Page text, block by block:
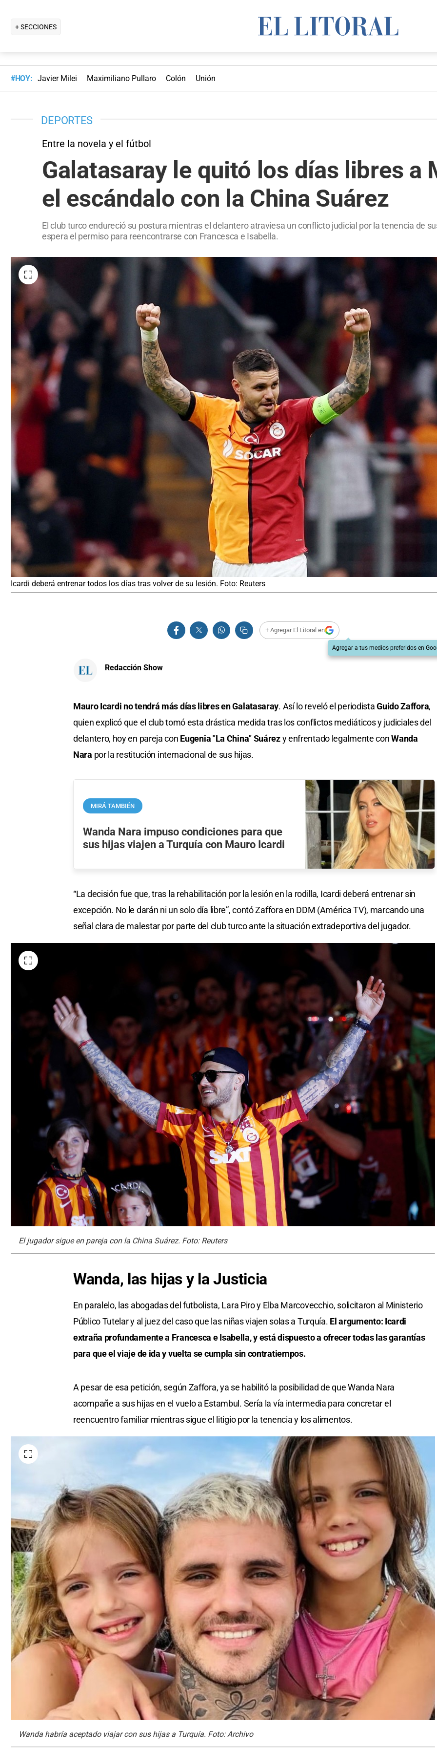
+ SECCIONES
#HOY: Javier Milei Maximiliano Pullaro Colón Unión
DEPORTES
Entre la novela y el fútbol
Galatasaray le quitó los días libres a
el escándalo con la China Suárez
El club turco endureció su postura mientras el delantero atraviesa un conflicto judicial por la tenencia de
espera el permiso para reencontrarse con Francesca e Isabella.
Icardi deberá entrenar todos los días tras volver de su lesión. Foto: Reuters
+ Agregar El Litoral en
Agregar a tus medios preferidos en
Redacción Show
Mauro Icardi no tendrá más días libres en Galatasaray. Así lo reveló el periodistaGuido Zaffora,
quien explicó que el club tomó esta drástica medida tras los conflictos mediáticos y judiciales del
delantero, hoy en pareja con Eugenia "La China" Suárezy enfrentado legalmente conWanda
Nara por la restitución internacional de sus hijas.
MIRÁ TAMBIÉN
Wanda Nara impuso condiciones para que
sus hijas viajen a Turquía con Mauro Icardi
“La decisión fue que, tras la rehabilitación por la lesión en la rodilla, Icardi deberá entrenar sin
excepción. No le darán ni un solo día libre”, contó Zaffora en DDM (América TV), marcando una
señal clara de malestar por parte del club turco ante la situación extradeportiva del jugador.
El jugador sigue en pareja con la China Suárez. Foto: Reuters
Wanda, las hijas y la Justicia
En paralelo, las abogadas del futbolista, Lara Piro y Elba Marcovecchio, solicitaron al Ministerio
Público Tutelar y al juez del caso que las niñas viajen solas a Turquía. El argumento: Icardi
extraña profundamente a Francesca e Isabella, y está dispuesto a ofrecer todas las garantías
para que el viaje de ida y vuelta se cumpla sin contratiempos.
A pesar de esa petición, según Zaffora, ya se habilitó la posibilidad de que Wanda Nara
acompañe a sus hijas en el vuelo a Estambul. Sería la vía intermedia para concretar el
reencuentro familiar mientras sigue el litigio por la tenencia y los alimentos.
Wanda habría aceptado viajar con sus hijas a Turquía. Foto: Archivo